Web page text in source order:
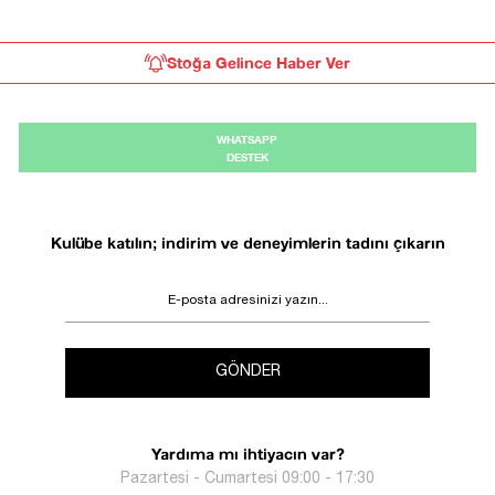
Stoğa Gelince Haber Ver
WHATSAPP
DESTEK
Kulübe katılın; indirim ve deneyimlerin tadını çıkarın
GÖNDER
Yardıma mı ihtiyacın var?
Pazartesi - Cumartesi 09:00 - 17:30